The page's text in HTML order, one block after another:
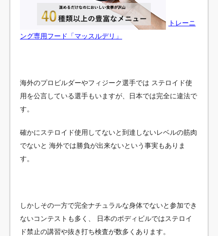
トレーニ
ング専用フード「マッスルデリ」
海外のプロビルダーやフィジーク選手では ステロイド使
用を公言している選手もいますが、日本では完全に違法で
す。
確かにステロイド使用してないと到達しないレベルの筋肉
でないと 海外では勝負が出来ないという事実もありま
す。
しかしその一方で完全ナチュラルな身体でないと参加でき
ないコンテストも多く、
日本のボディビルではステロイ
ド禁止の講習や抜き打ち検査が数多くあります。